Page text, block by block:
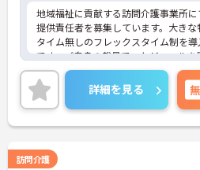
地域福祉に貢献する訪問介護事業所に
提供責任者を募集しています。大きな
タイム無しのフレックスタイム制を導
です。ご自身の裁量でスケジュール
く、直行直帰も交えながら柔軟に働
す。待遇面では2026年6月の給与アッ
おり、大手グループならではの共済
補助等）や保育手当など、生活を支
充実しています。訪問介護の経験が
環境です。資格取得支援制度や75歳
詳細を見る
訪問介護